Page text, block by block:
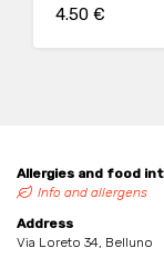
4.50 €
Allergies and food
Info and allergens
Address
Via Loreto 34, Belluno